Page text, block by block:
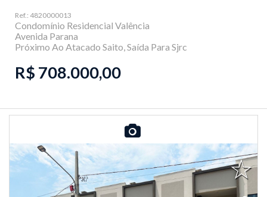
Ref.: 4820000013
Condomínio Residencial Valência
Avenida Parana
Próximo Ao Atacado Saito, Saída Para Sjrc
R$ 708.000,00